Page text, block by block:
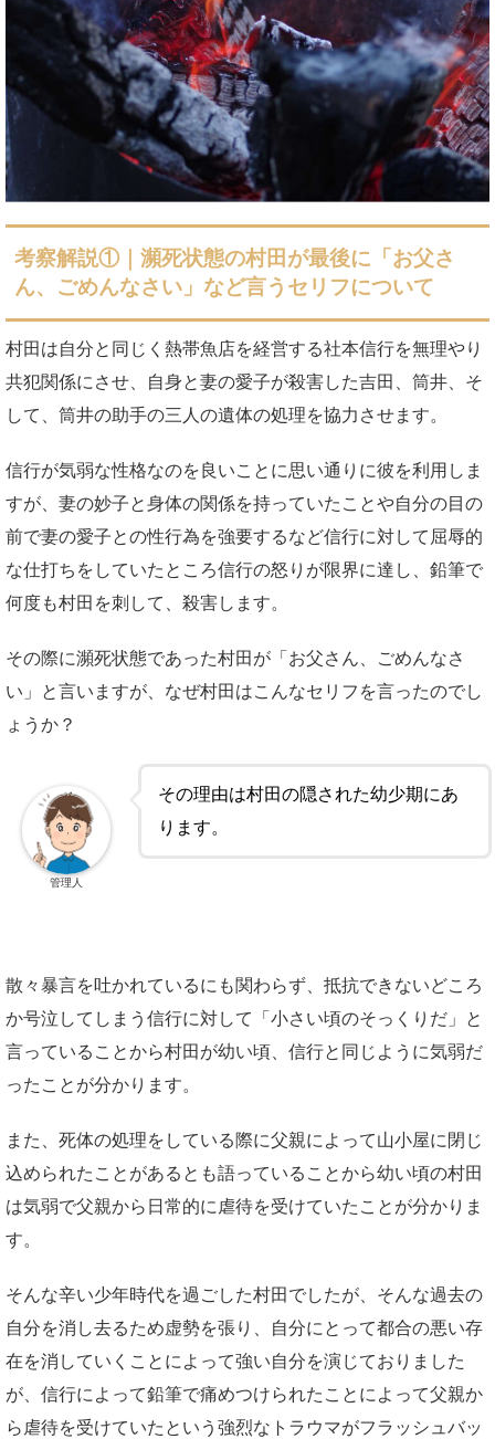
考察解説①｜瀕死状態の村田が最後に「お父さ
ん、ごめんなさい」など言うセリフについて
村田は自分と同じく熱帯魚店を経営する社本信行を無理やり
共犯関係にさせ、自身と妻の愛子が殺害した吉田、筒井、そ
して、筒井の助手の三人の遺体の処理を協力させます。
信行が気弱な性格なのを良いことに思い通りに彼を利用しま
すが、妻の妙子と身体の関係を持っていたことや自分の目の
前で妻の愛子との性行為を強要するなど信行に対して屈辱的
な仕打ちをしていたところ信行の怒りが限界に達し、鉛筆で
何度も村田を刺して、殺害します。
その際に瀕死状態であった村田が「お父さん、ごめんなさ
い」と言いますが、なぜ村田はこんなセリフを言ったのでし
ょうか？
その理由は村田の隠された幼少期にあ
ります。
管理人
散々暴言を吐かれているにも関わらず、抵抗できないどころ
か号泣してしまう信行に対して「小さい頃のそっくりだ」と
言っていることから村田が幼い頃、信行と同じように気弱だ
ったことが分かります。
また、死体の処理をしている際に父親によって山小屋に閉じ
込められたことがあるとも語っていることから幼い頃の村田
は気弱で父親から日常的に虐待を受けていたことが分かりま
す。
そんな辛い少年時代を過ごした村田でしたが、そんな過去の
自分を消し去るため虚勢を張り、自分にとって都合の悪い存
在を消していくことによって強い自分を演じておりました
が、信行によって鉛筆で痛めつけられたことによって父親か
ら虐待を受けていたという強烈なトラウマがフラッシュバッ